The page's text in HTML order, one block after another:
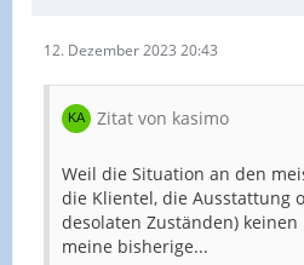
12. Dezember 2023 20:43
Zitat von kasimo
Weil die Situation an den
die Klientel, die Ausstattung
desolaten Zuständen)
meine bisherige...